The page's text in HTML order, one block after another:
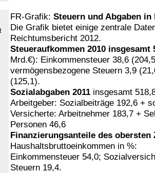
FR-Grafik: Steuern und Abgaben in
Die Grafik bietet einige zentrale
Reichtumsbericht 2012.
Steueraufkommen 2010 insgesamt
Mrd.€): Einkommensteuer 38,6
vermögensbezogene Steuern 3,9
(125,1).
Sozialabgaben 2011 insgesamt
Arbeitgeber: Sozialbeiträge 192,6 +
Versicherte: Arbeitnehmer 183,7 +
Personen 46,6
Finanzierungsanteile des obersten
Haushaltsbruttoeinkommen in %:
Einkommensteuer 54,0;
Steuern 19,4.